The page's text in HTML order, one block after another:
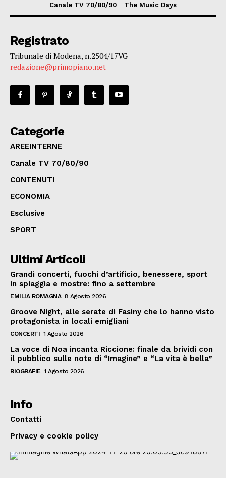
Canale TV 70/80/90
The Music Days
Registrato
Tribunale di Modena, n.2504/17VG
redazione@primopiano.net
Categorie
AREEINTERNE
Canale TV 70/80/90
CONTENUTI
ECONOMIA
Esclusive
SPORT
Ultimi Articoli
Grandi concerti, fuochi d’artificio, benessere, sport
in spiaggia e mostre: fino a settembre
EMILIA ROMAGNA 8 Agosto 2026
Groove Night, alle serate di Fasiny che lo hanno visto
protagonista in locali emigliani
CONCERTI 1 Agosto 2026
La voce di Noa incanta Riccione: finale da brividi con
il pubblico sulle note di “Imagine” e “La vita è bella”
BIOGRAFIE 1 Agosto 2026
Info
Contatti
Privacy e cookie policy